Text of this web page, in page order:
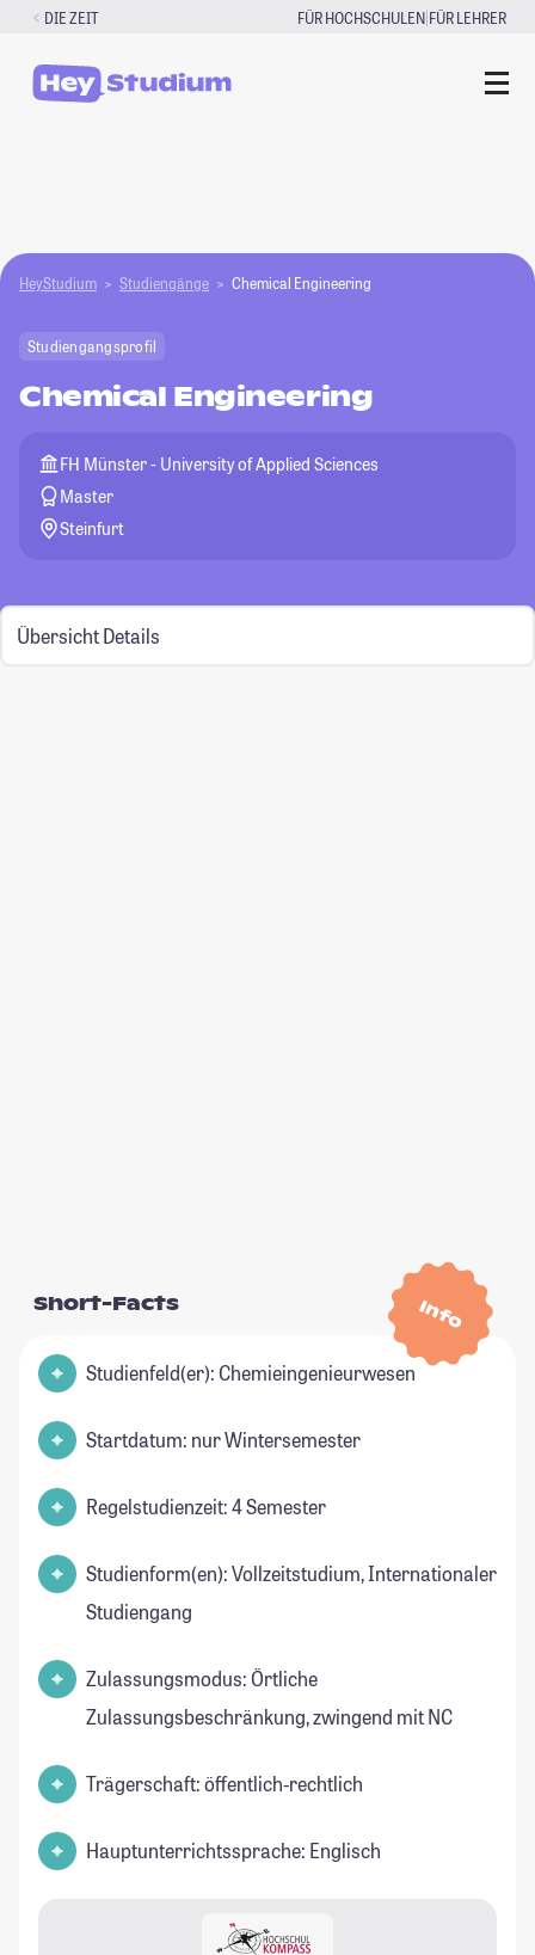
Zum
springen
DIE ZEIT FÜR HOCHSCHULEN|FÜR LEHRER
HeyStudium Studiengänge Chemical Engineering
Studiengangsprofil
Chemical Engineering
FH Münster - University of Applied Sciences
Master
Steinfurt
Übersicht Details
Info
Short-Facts
Studienfeld(er): Chemieingenieurwesen
Startdatum: nur Wintersemester
Regelstudienzeit: 4 Semester
Studienform(en): Vollzeitstudium, Internationaler
Studiengang
Zulassungsmodus: Örtliche
Zulassungsbeschränkung, zwingend mit NC
Trägerschaft: öffentlich-rechtlich
Hauptunterrichtssprache: Englisch